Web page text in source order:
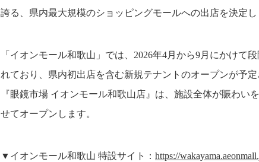
誇る、県内最大規模のショッピングモールへの出店を決定し
「イオンモール和歌山」では、2026年4月から9月にかけて
れており、県内初出店を含む新規テナントのオープンが予
『眼鏡市場 イオンモール和歌山店』は、施設全体が賑わい
せてオープンします。
▼イオンモール和歌山 特設サイト： https://